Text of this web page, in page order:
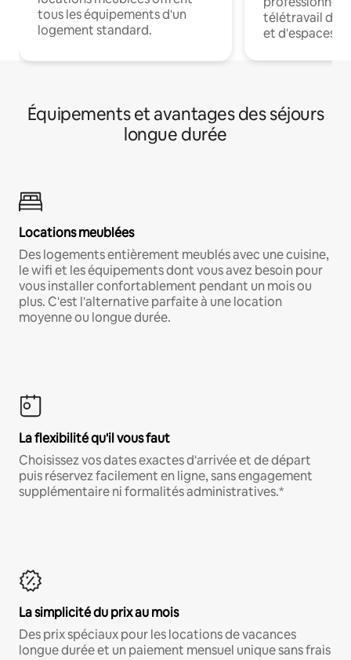
tous les équipements d'un
logement standard.
télétravail
et d'espaces
Équipements et avantages des séjours
longue durée
Locations meublées
Des logements entièrement meublés avec une cuisine,
le wifi et les équipements dont vous avez besoin pour
vous installer confortablement pendant un mois ou
plus. C'est l'alternative parfaite à une location
moyenne ou longue durée.
La flexibilité qu'il vous faut
Choisissez vos dates exactes d'arrivée et de départ
puis réservez facilement en ligne, sans engagement
supplémentaire ni formalités administratives.*
La simplicité du prix au mois
Des prix spéciaux pour les locations de vacances
longue durée et un paiement mensuel unique sans frais